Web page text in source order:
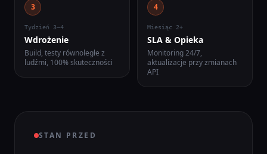
3
Tydzień 3–4
Wdrożenie
Build, testy równoległe z
ludźmi, 100% skuteczności
4
Miesiąc 2+
SLA & Opieka
Monitoring 24/7,
aktualizacje przy zmianach
API
STAN PRZED